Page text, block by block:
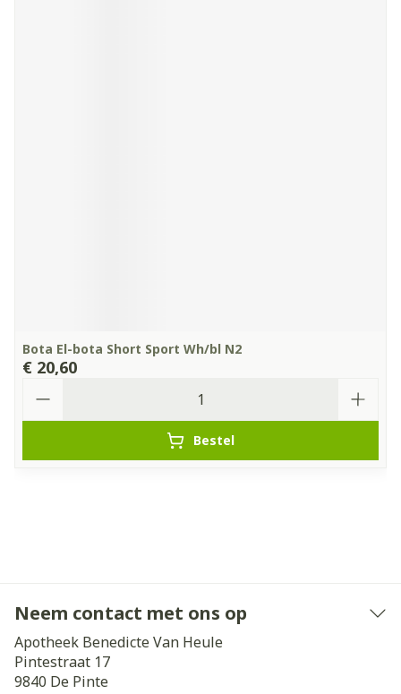
Bota El-bota Short Sport Wh/bl N2
€ 20,60
Bestel
Neem contact met ons op
Apotheek Benedicte Van Heule
Pintestraat 17
9840 De Pinte